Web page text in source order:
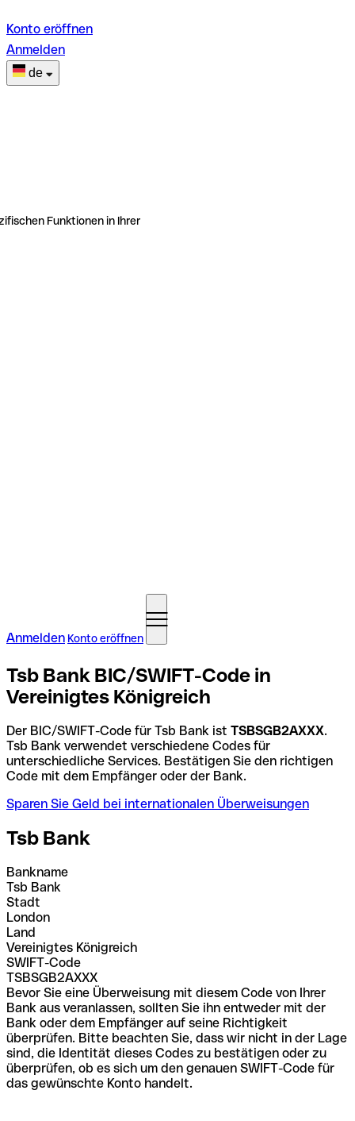
Konto eröffnen
Anmelden
de
Funktionen in Ihrer
Anmelden Konto eröffnen
Tsb Bank BIC/SWIFT-Code in
Vereinigtes Königreich
Der BIC/SWIFT-Code für Tsb Bank ist TSBSGB2AXXX.
Tsb Bank verwendet verschiedene Codes für
unterschiedliche Services. Bestätigen Sie den richtigen
Code mit dem Empfänger oder der Bank.
Sparen Sie Geld bei internationalen Überweisungen
Tsb Bank
Bankname
Tsb Bank
Stadt
London
Land
Vereinigtes Königreich
SWIFT-Code
TSBSGB2AXXX
Bevor Sie eine Überweisung mit diesem Code von Ihrer
Bank aus veranlassen, sollten Sie ihn entweder mit der
Bank oder dem Empfänger auf seine Richtigkeit
überprüfen. Bitte beachten Sie, dass wir nicht in der Lage
sind, die Identität dieses Codes zu bestätigen oder zu
überprüfen, ob es sich um den genauen SWIFT-Code für
das gewünschte Konto handelt.